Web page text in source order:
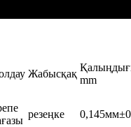
Жабысқақ
mm
резеңке